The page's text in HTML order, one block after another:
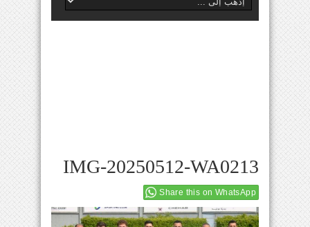
IMG-20250512-WA0213
Share this on WhatsApp